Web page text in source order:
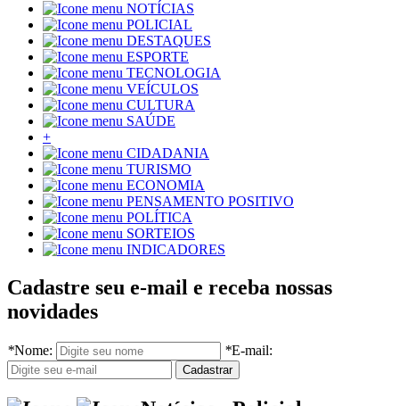
NOTÍCIAS
POLICIAL
DESTAQUES
ESPORTE
TECNOLOGIA
VEÍCULOS
CULTURA
SAÚDE
+
CIDADANIA
TURISMO
ECONOMIA
PENSAMENTO POSITIVO
POLÍTICA
SORTEIOS
INDICADORES
Cadastre seu e-mail e receba nossas
novidades
*Nome: *E-mail: